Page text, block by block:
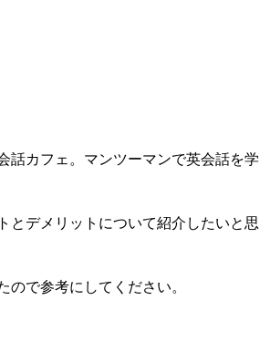
話カフェ。マンツーマンで英会話を学
とデメリットについて紹介したいと思
で参考にしてください。